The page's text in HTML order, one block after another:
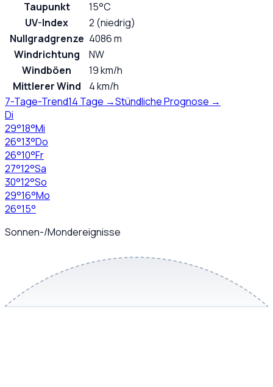
Taupunkt
15°C
UV-Index
2 (niedrig)
Nullgradgrenze 4086 m
Windrichtung
NW
Windböen
19 km/h
Mittlerer Wind
4 km/h
7-Tage-Trend14 Tage →Stündliche Prognose →
Di
29°18°Mi
26°13°Do
26°10°Fr
27°12°Sa
30°12°So
29°16°Mo
26°15°
Sonnen-/Mondereignisse